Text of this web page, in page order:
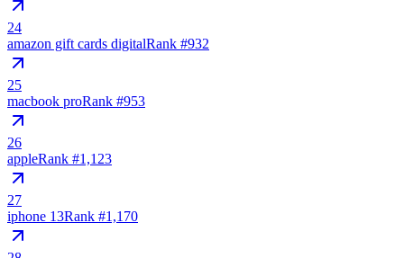
24
amazon gift cards digitalRank #932
25
macbook proRank #953
26
appleRank #1,123
27
iphone 13Rank #1,170